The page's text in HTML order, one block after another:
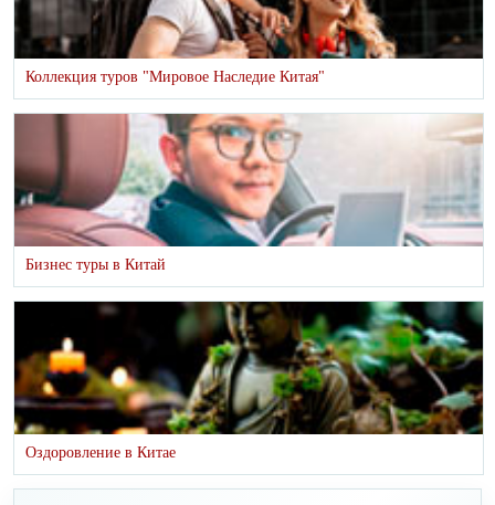
Коллекция туров "Мировое Наследие Китая"
Бизнес туры в Китай
Оздоровление в Китае